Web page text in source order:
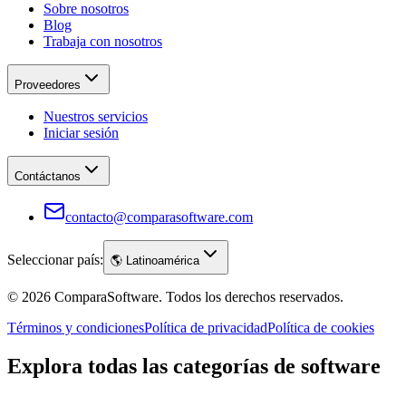
Sobre nosotros
Blog
Trabaja con nosotros
Proveedores
Nuestros servicios
Iniciar sesión
Contáctanos
contacto@comparasoftware.com
Seleccionar país: 🌎 Latinoamérica
© 2026 ComparaSoftware. Todos los derechos reservados.
Términos y condicionesPolítica de privacidadPolítica de cookies
Explora todas las categorías de software